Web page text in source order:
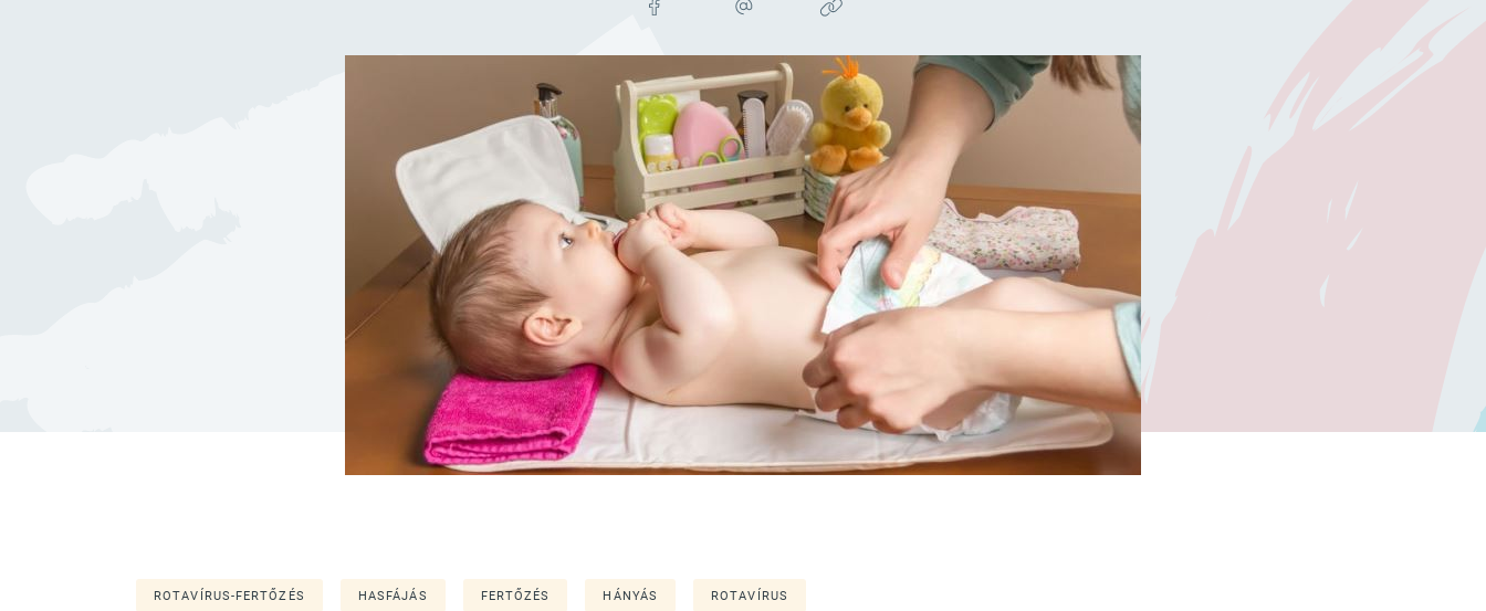
ROTAVÍRUS-FERTŐZÉS HASFÁJÁS FERTŐZÉS HÁNYÁS ROTAVÍRUS